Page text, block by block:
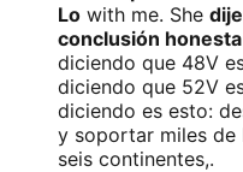
Lo with me. She dije
conclusión
diciendo que 48V
diciendo que 52V
diciendo es esto:
y soportar miles de
seis continentes,.